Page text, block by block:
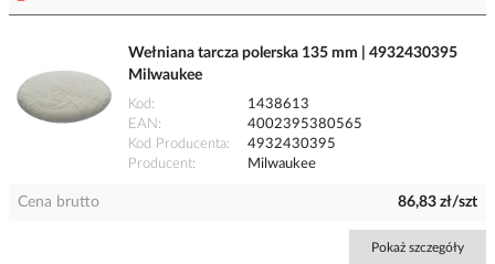
Wełniana tarcza polerska 135 mm | 4932430395
Milwaukee
Kod
1438613
EAN
4002395380565
Kod Producenta
4932430395
Producent
Milwaukee
Cena brutto 86,83 zł/szt
Pokaż szczegóły